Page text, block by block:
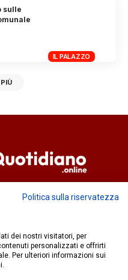
IL PALAZZO
sulle
Fiorella Falci
Policy
Politica sulla riservatezza
dei nostri visitatori, per
personalizzati e offrirti
Per ulteriori informazioni sui